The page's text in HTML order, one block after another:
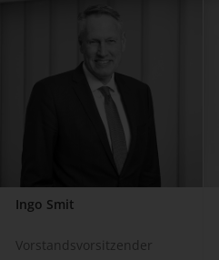
Ingo Smit
Vorstandsvorsitzender